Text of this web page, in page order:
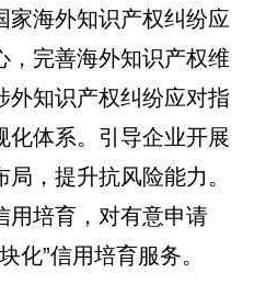
家海外知识产权纠纷应
，完善海外知识产权维
外知识产权纠纷应对指
化体系。引导企业开展
，提升抗风险能力。
用培育，对有意申请
化”信用培育服务。